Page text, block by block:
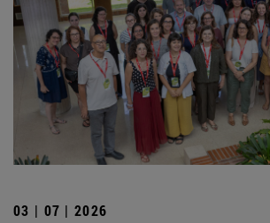
03 | 07 | 2026